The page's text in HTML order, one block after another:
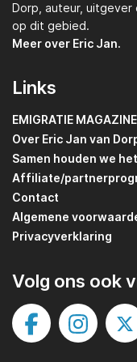
Dorp, auteur, uitgever
op dit gebied.
Meer over Eric Jan.
Links
EMIGRATIE MAGAZINE
Over Eric Jan van
Samen houden we
Affiliate/
Contact
Algemene
Privacyverklaring
Volg ons ook